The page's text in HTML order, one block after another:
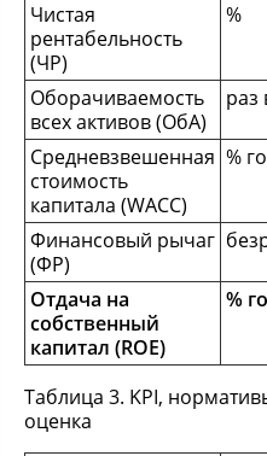
Чистая
рентабельность
(ЧР)
%
Оборачиваемость
всех активов (ОбА)
раз
Средневзвешенная
стоимость
капитала (WACC)
%
Финансовый рычаг
(ФР)
Отдача на
собственный
капитал (ROE)
%
Таблица 3. KPI,
оценка